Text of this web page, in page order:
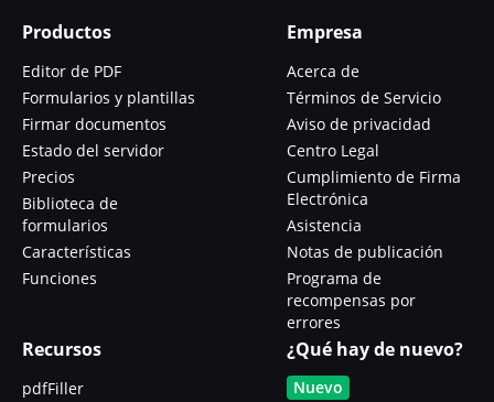
Productos
Editor de PDF
Formularios y plantillas
Firmar documentos
Estado del servidor
Precios
Biblioteca de
formularios
Características
Funciones
Empresa
Acerca de
Términos de Servicio
Aviso de privacidad
Centro Legal
Cumplimiento de Firma
Electrónica
Asistencia
Notas de publicación
Programa de
recompensas por
errores
Recursos
pdfFiller
¿Qué hay de nuevo?
Nuevo